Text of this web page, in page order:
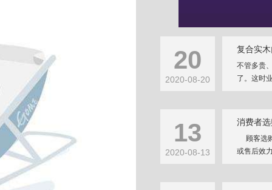
20
2020-08-20
复合实
不管多贵
了。这时
13
2020-08-13
消费者
顾客选
或售后效